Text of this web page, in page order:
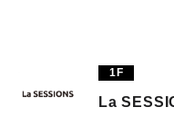
TAX FREE1F
La